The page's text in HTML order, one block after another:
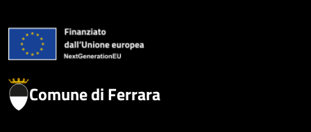
Comune di Ferrara